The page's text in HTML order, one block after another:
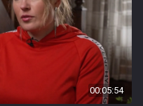
00:05:54